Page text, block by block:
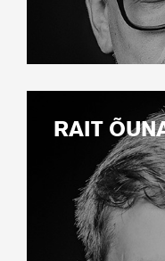
RAIT